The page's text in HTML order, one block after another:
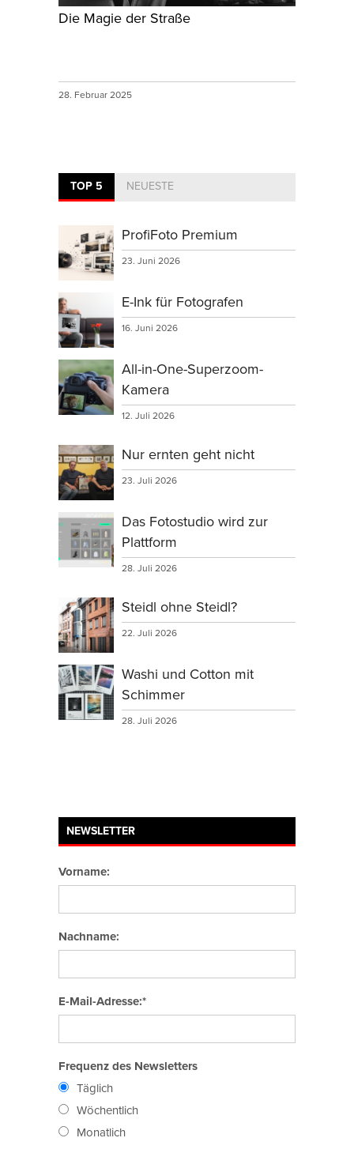
Die Magie der Straße
28. Februar 2025
TOP 5 NEUESTE
ProfiFoto Premium
23. Juni 2026
E-Ink für Fotografen
16. Juni 2026
All-in-One-Superzoom-
Kamera
12. Juli 2026
Nur ernten geht nicht
23. Juli 2026
Das Fotostudio wird zur
Plattform
28. Juli 2026
Steidl ohne Steidl?
22. Juli 2026
Washi und Cotton mit
Schimmer
28. Juli 2026
NEWSLETTER
Vorname:
Nachname:
E-Mail-Adresse:*
Frequenz des Newsletters
Täglich
Wöchentlich
Monatlich